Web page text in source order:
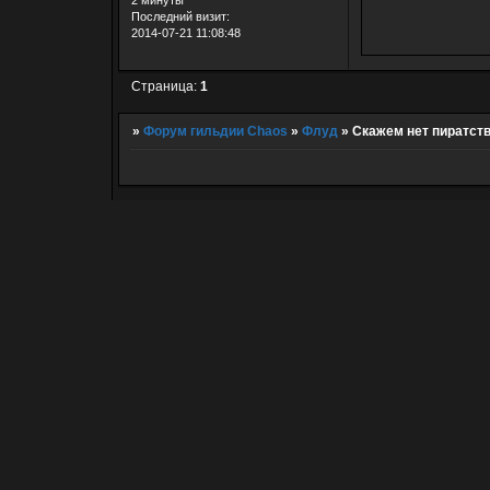
Последний визит:
2014-07-21 11:08:48
Страница: 1
» Форум гильдии Chaos » Флуд » Скажем нет